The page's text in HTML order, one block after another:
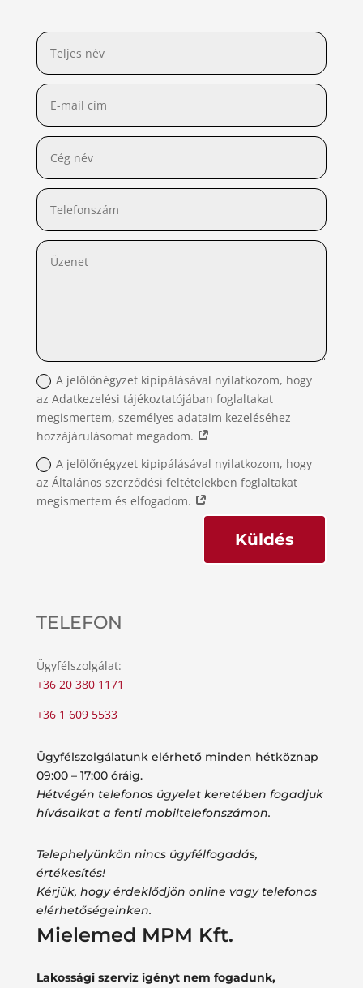
A jelölőnégyzet kipipálásával nyilatkozom, hogy
az Adatkezelési tájékoztatójában foglaltakat
megismertem, személyes adataim kezeléséhez
hozzájárulásomat megadom.
A jelölőnégyzet kipipálásával nyilatkozom, hogy
az Általános szerződési feltételekben foglaltakat
megismertem és elfogadom.
Küldés
TELEFON
Ügyfélszolgálat:
+36 20 380 1171
+36 1 609 5533
Ügyfélszolgálatunk elérhető minden hétköznap
09:00 – 17:00 óráig.
Hétvégén telefonos ügyelet keretében fogadjuk
hívásaikat a fenti mobiltelefonszámon.
Telephelyünkön nincs ügyfélfogadás,
értékesítés!
Kérjük, hogy érdeklődjön online vagy telefonos
elérhetőségeinken.
Mielemed MPM Kft.
Lakossági szerviz igényt nem fogadunk,